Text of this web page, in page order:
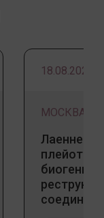
18.08.2026
МОСКВА
Лаеннек —
биогенный